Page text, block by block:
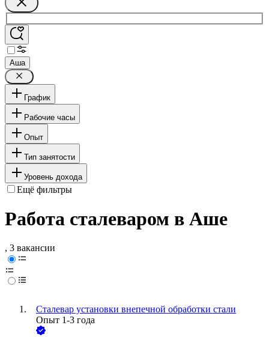
Аша
График
Рабочие часы
Опыт
Тип занятости
Уровень дохода
Ещё фильтры
Работа сталеваром в Аше
, 3 вакансии
Сталевар установки внепечной обработки стали
Опыт 1-3 года